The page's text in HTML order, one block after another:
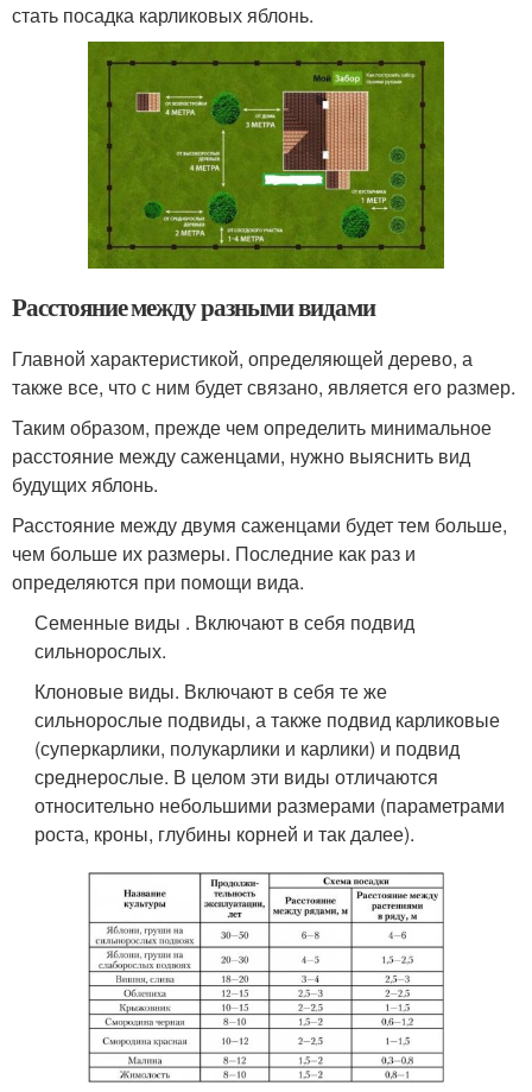
стать посадка карликовых яблонь.
Расстояние между разными видами
Главной характеристикой, определяющей дерево, а
также все, что с ним будет связано, является его размер.
Таким образом, прежде чем определить минимальное
расстояние между саженцами, нужно выяснить вид
будущих яблонь.
Расстояние между двумя саженцами будет тем больше,
чем больше их размеры. Последние как раз и
определяются при помощи вида.
Семенные виды . Включают в себя подвид
сильнорослых.
Клоновые виды. Включают в себя те же
сильнорослые подвиды, а также подвид карликовые
(суперкарлики, полукарлики и карлики) и подвид
среднерослые. В целом эти виды отличаются
относительно небольшими размерами (параметрами
роста, кроны, глубины корней и так далее).